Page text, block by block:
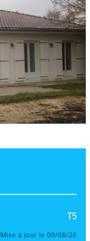
T5
Mise à jour le 09/08/26